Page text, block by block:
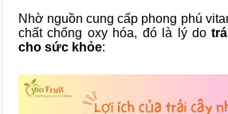
Nhờ nguồn cung cấp phong phú
chất chống oxy hóa, đó là lý do
cho sức khỏe: